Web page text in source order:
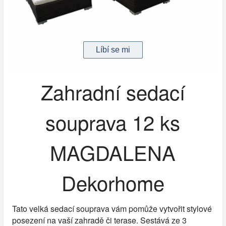
Zahradní sedací
souprava 12 ks
MAGDALENA
Dekorhome
Tato velká sedací souprava vám pomůže vytvořit stylové
posezení na vaší zahradě či terase. Sestává ze 3